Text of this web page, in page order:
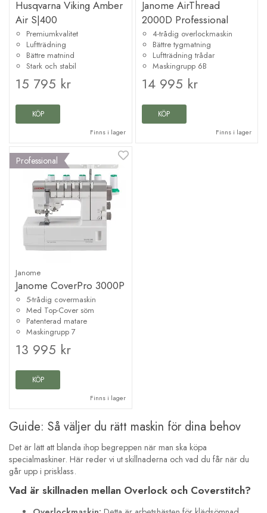
Husqvarna Viking Amber
Air S|400
Premiumkvalitet
Luftträdning
Bättre matnind
Stark och stabil
15 795 kr
KÖP
Finns i lager
Janome AirThread
2000D Professional
4-trådig overlockmaskin
Bättre tygmatning
Luftträdning trådar
Maskingrupp 6B
14 995 kr
KÖP
Finns i lager
Professional
Janome
Janome CoverPro 3000P
5-trådig covermaskin
Med Top-Cover söm
Patenterad matare
Maskingrupp 7
13 995 kr
KÖP
Finns i lager
Guide: Så väljer du rätt maskin för dina behov
Det är lätt att blanda ihop begreppen när man ska köpa
specialmaskiner. Här reder vi ut skillnaderna och vad du får när du
går upp i prisklass.
Vad är skillnaden mellan Overlock och Coverstitch?